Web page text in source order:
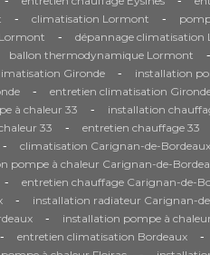
- climatisation Lormont -
- dépannage climatisation
ballon thermodynamique Lormont -
Gironde - installation
- entretien climatisation
à chaleur 33 - installation
33 - entretien chauffage 33
- climatisation Carignan-de-Bordeaux
pompe à chaleur Carignan-de-
- entretien chauffage Carignan-de-
- installation radiateur Carignan-
- installation pompe à
- entretien climatisation Bordeaux -